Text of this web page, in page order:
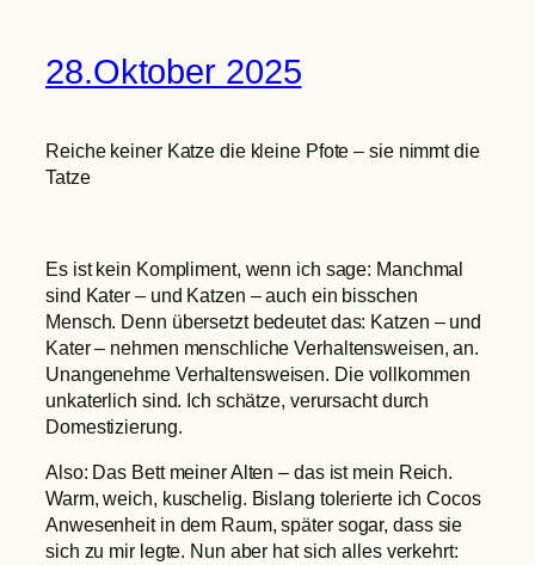
28.Oktober 2025
Reiche keiner Katze die kleine Pfote – sie nimmt die
Tatze
Es ist kein Kompliment, wenn ich sage: Manchmal
sind Kater – und Katzen – auch ein bisschen
Mensch. Denn übersetzt bedeutet das: Katzen – und
Kater – nehmen menschliche Verhaltensweisen, an.
Unangenehme Verhaltensweisen. Die vollkommen
unkaterlich sind. Ich schätze, verursacht durch
Domestizierung.
Also: Das Bett meiner Alten – das ist mein Reich.
Warm, weich, kuschelig. Bislang tolerierte ich Cocos
Anwesenheit in dem Raum, später sogar, dass sie
sich zu mir legte. Nun aber hat sich alles verkehrt: